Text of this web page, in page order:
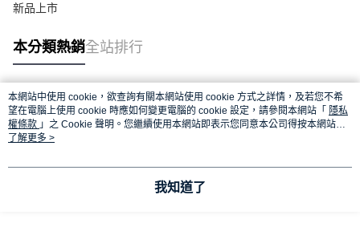
新品上市
本分類熱銷全站排行
熱門標籤
本網站中使用 cookie，欲查詢有關本網站使用 cookie 方式之詳情，及若您不希
望在電腦上使用 cookie 時應如何變更電腦的 cookie 設定，請參閱本網站「 隱私
權條款 」之 Cookie 聲明。您繼續使用本網站即表示您同意本公司得按本網站使
用條款之 Cookie 聲明使用 cookie。
了解更多 >
我知道了